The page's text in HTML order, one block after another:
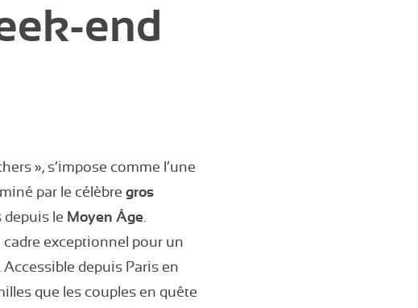
end
», s’impose comme l’une
par le célèbre gros
depuis le Moyen Âge.
cadre exceptionnel pour un
depuis Paris en
que les couples en quête